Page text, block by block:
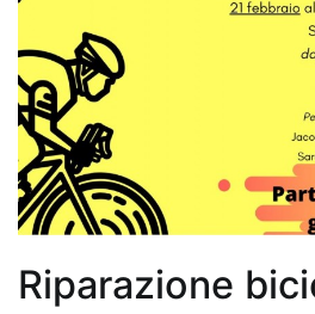
Riparazione